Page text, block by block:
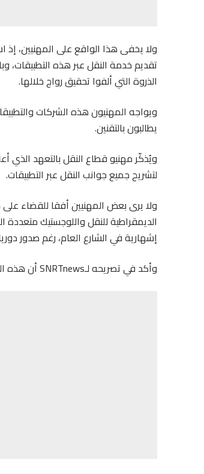
ولا يخفى هذا الواقع على المهنيين، إذ
تقديم خدمة النقل عبر هذه التطبيقات،
الذروة التي ألفوا تحقيق رواج خلالها.
ويواجه المهنيون هذه الشركات
يطالبون بالتقنين.
لتشريح جميع جوانب النقل عبر التطبيقات.
ولا يرى بعض المهنيين أفقا للقضاء
الديمقراطية للنقل واللوجستيك
إشهارية في الشارع العام، رغم صدور
وأكد في تصريحه لـSNRTnews أن هذه الشركات غير قانونية، متسائلا “من وراء انتشار عملها؟”.